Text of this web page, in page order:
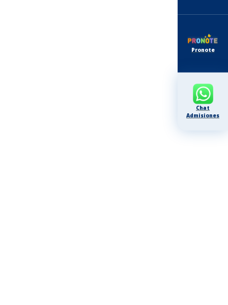
Pronote
Chat
Admisiones